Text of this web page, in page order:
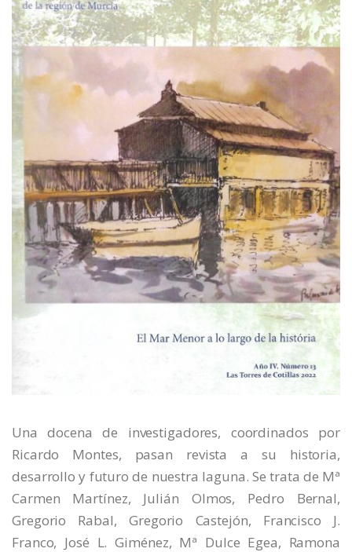
Una docena de investigadores, coordinados por
Ricardo Montes, pasan revista a su historia,
desarrollo y futuro de nuestra laguna. Se trata de Mª
Carmen Martínez, Julián Olmos, Pedro Bernal,
Gregorio Rabal, Gregorio Castejón, Francisco J.
Franco, José L. Giménez, Mª Dulce Egea, Ramona